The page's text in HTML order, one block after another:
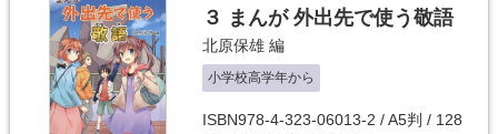
３ まんが 外出先で使う敬語
北原保雄 編
小学校高学年から
ISBN978-4-323-06013-2 / A5判 / 128